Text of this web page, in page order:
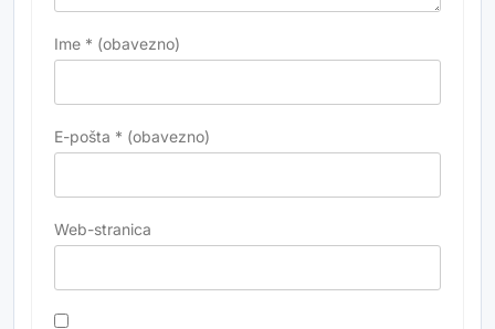
Ime * (obavezno)
E-pošta * (obavezno)
Web-stranica